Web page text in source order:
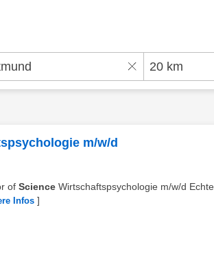
m/w/d
of Science Wirtschaftspsychologie m/w/d Echte
Infos ]